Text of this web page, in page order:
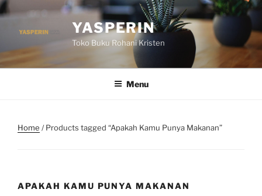
Skip
to
content
YASPERIN
Toko Buku Rohani Kristen
Menu
Home / Products tagged “Apakah Kamu Punya Makanan”
APAKAH KAMU PUNYA MAKANAN